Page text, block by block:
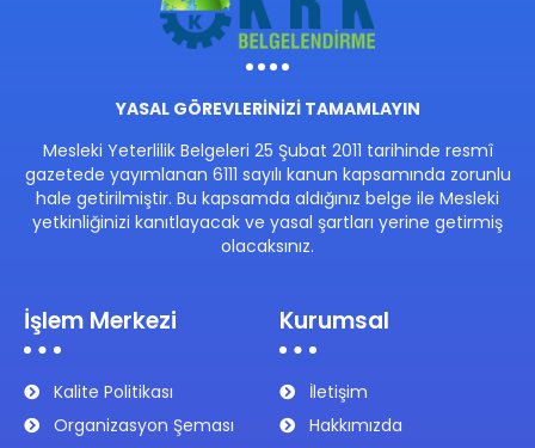
YASAL GÖREVLERİNİZİ TAMAMLAYIN
Mesleki Yeterlilik Belgeleri 25 Şubat 2011 tarihinde resmî
gazetede yayımlanan 6111 sayılı kanun kapsamında zorunlu
hale getirilmiştir. Bu kapsamda aldığınız belge ile Mesleki
yetkinliğinizi kanıtlayacak ve yasal şartları yerine getirmiş
olacaksınız.
İşlem Merkezi
Kalite Politikası
Organizasyon Şeması
Kurumsal
İletişim
Hakkımızda